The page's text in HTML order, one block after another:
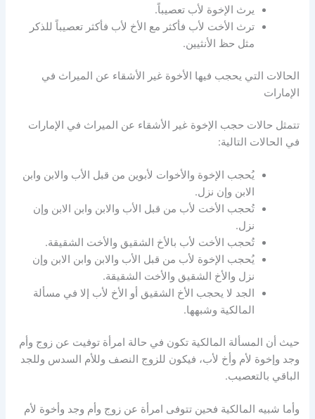
يرث الإخوة لأب تعصيباً.
ترث الأخت لأب فأكثر مع الأخ لأب فأكثر تعصيباً للذكر
مثل حظ الأنثيين.
الحالات التي يحجب فيها الأخوة غير الأشقاء عن الميراث في
الإمارات
تتمثل حالات حجب الإخوة غير الأشقاء عن الميراث في الإمارات
في الحالات التالية:
يُحجب الإخوة والأخوات لأبوين من قبل الأب والابن وابن
الابن وإن نزل.
تُحجب الأخت لأب من قبل الأب والابن وابن الابن وإن
نزل.
تُحجب الأخت لأب بالأخ الشقيق والأخت الشقيقة.
يُحجب الإخوة لأب من قبل الأب والابن وابن الابن وإن
نزل والأخ الشقيق والأخت الشقيقة.
الجد لا يحجب الأخ الشقيق أو الأخ لأب إلا في مسألة
المالكية وشبهها.
حيث أن المسألة المالكية تكون في حالة امرأة توفيت عن زوج وأم
وجد وإخوة لأم وأخ لأب، فيكون للزوج النصف وللأم السدس وللجد
الباقي بالتعصيب.
وأما شبيه المالكية فحين تتوفى امرأة عن زوج وأم وجد وأخوة لأم